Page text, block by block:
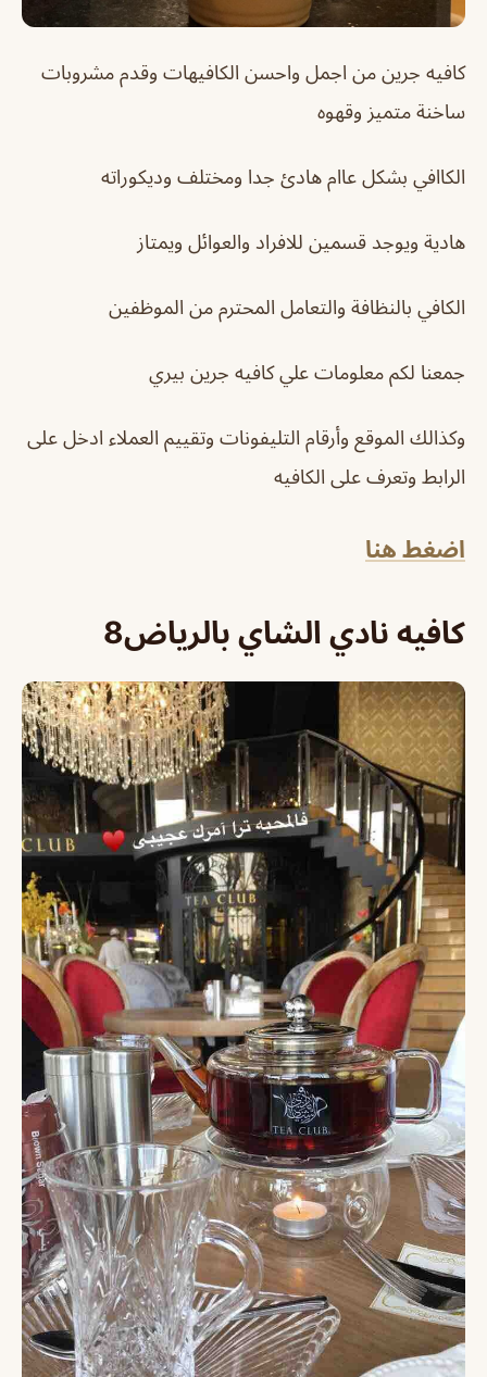
كافيه جرين من اجمل واحسن الكافيهات وقدم مشروبات
ساخنة متميز وقهوه
الكاافي بشكل عاام هادئ جدا ومختلف وديكوراته
هادية ويوجد قسمين للافراد والعوائل ويمتاز
الكافي بالنظافة والتعامل المحترم من الموظفين
جمعنا لكم معلومات علي كافيه جرين بيري
وكذالك الموقع وأرقام التليفونات وتقييم العملاء ادخل على
الرابط وتعرف على الكافيه
اضغط هنا
كافيه نادي الشاي بالرياض8